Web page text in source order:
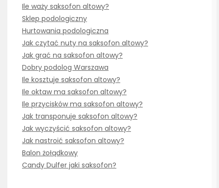
Ile waży saksofon altowy?
Sklep podologiczny
Hurtowania podologiczna
Jak czytać nuty na saksofon altowy?
Jak grać na saksofon altowy?
Dobry podolog Warszawa
Ile kosztuje saksofon altowy?
Ile oktaw ma saksofon altowy?
Ile przycisków ma saksofon altowy?
Jak transponuje saksofon altowy?
Jak wyczyścić saksofon altowy?
Jak nastroić saksofon altowy?
Balon żołądkowy
Candy Dulfer jaki saksofon?